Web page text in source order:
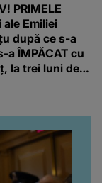
PRIMELE
Emiliei
după ce s-a
a ÎMPĂCAT cu
la trei luni de
lăsat MASCĂ
data aceasta,
tăcerea:
aveam să ne
ne...”